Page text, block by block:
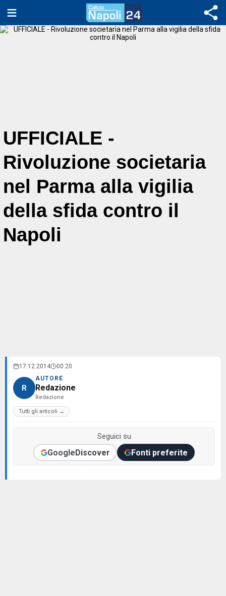
UFFICIALE -
Rivoluzione societaria
nel Parma alla vigilia
della sfida contro il
Napoli
17.12.2014 00:20
R
AUTORE
Redazione
Redazione
Tutti gli articoli →
Seguici su
GoogleDiscover Fonti preferite